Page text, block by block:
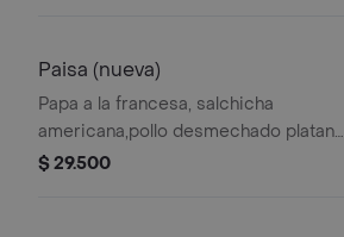
Paisa (nueva)
Papa a la francesa, salchicha
americana,pollo desmechado platano
maduro, tocineta picada, cebolla
$ 29.500